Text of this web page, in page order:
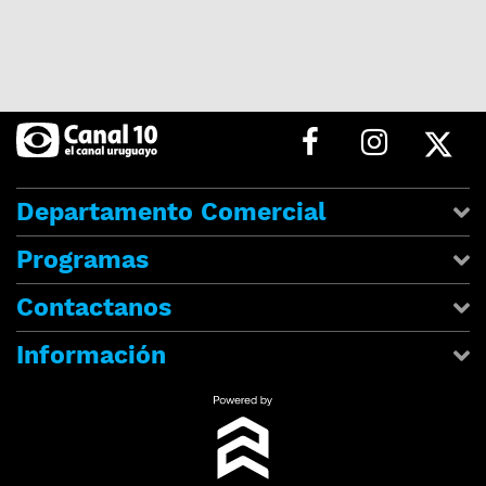
Departamento Comercial
Programas
Contactanos
Información